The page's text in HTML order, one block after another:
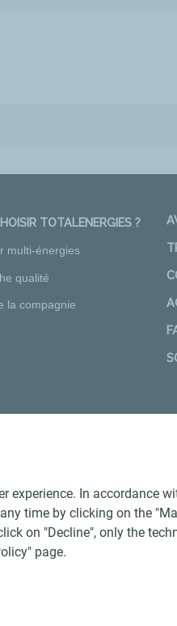
TOTALENERGIES ?
multi-énergies
qualité
la compagnie
In accordance
time by clicking on the
on "Decline", only the
page.